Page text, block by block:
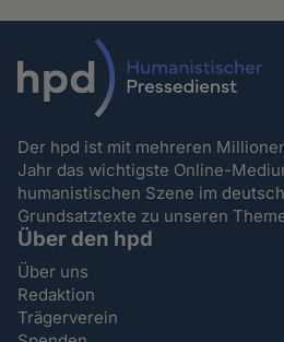
Der hpd ist mit mehreren
Jahr das wichtigste Online-
humanistischen Szene im
Grundsatztexte zu unseren
Über den hpd
Über uns
Redaktion
Trägerverein